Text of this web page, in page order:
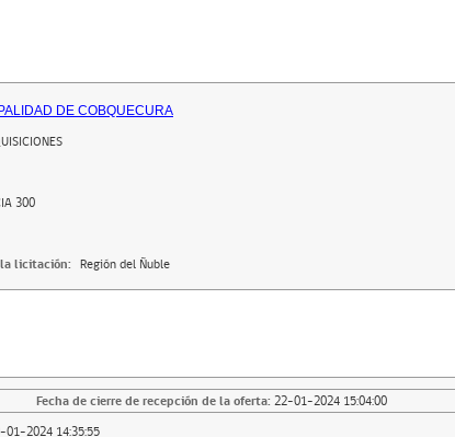
DE COBQUECURA
300
la licitación: Región del Ñuble
Fecha de cierre de recepción de la oferta: 22-01-2024 15:04:00
01-2024 14:35:55